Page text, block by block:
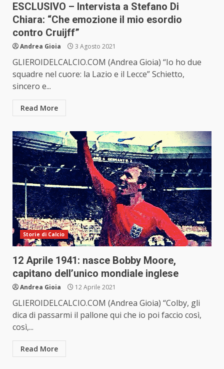
ESCLUSIVO – Intervista a Stefano Di
Chiara: “Che emozione il mio esordio
contro Cruijff”
Andrea Gioia 3 Agosto 2021
GLIEROIDELCALCIO.COM (Andrea Gioia) “Io ho due
squadre nel cuore: la Lazio e il Lecce” Schietto,
sincero e...
Read More
Storie di Calcio
12 Aprile 1941: nasce Bobby Moore,
capitano dell’unico mondiale inglese
Andrea Gioia 12 Aprile 2021
GLIEROIDELCALCIO.COM (Andrea Gioia) “Colby, gli
dica di passarmi il pallone qui che io poi faccio così,
così,...
Read More